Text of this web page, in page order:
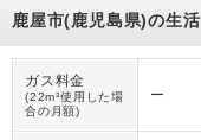
鹿屋市(鹿児島県)の生活
ガス料金
(22m³使用した場
合の月額)
ー